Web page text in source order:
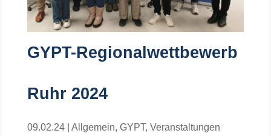
GYPT-Regionalwettbewerb
Ruhr 2024
09.02.24| Allgemein, GYPT, Veranstaltungen